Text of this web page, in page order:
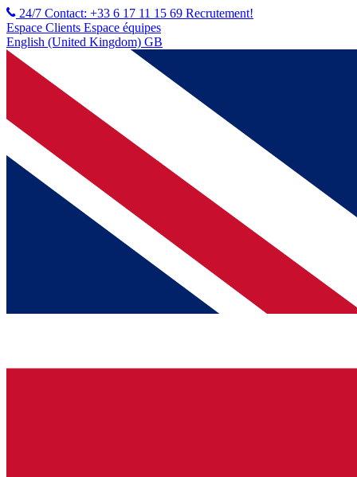
24/7 Contact: +33 6 17 11 15 69 Recrutement!
Espace Clients Espace équipes
English (United Kingdom) GB